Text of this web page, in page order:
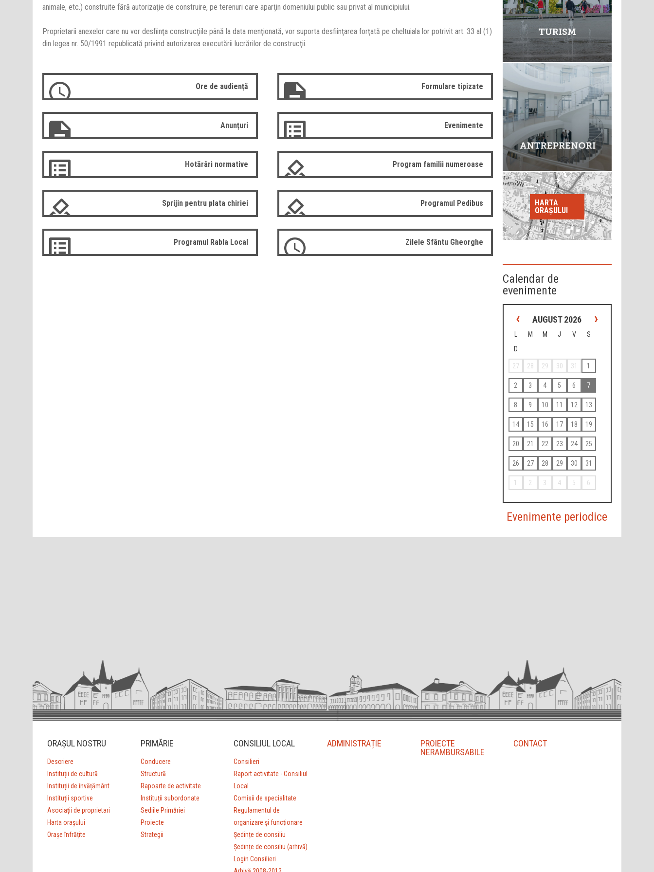
animale, etc.) construite fără autorizaţie de construire, pe terenuri care aparţin domeniului public sau privat al municipiului.
Proprietarii anexelor care nu vor desfiinţa construcţiile până la data menţionată, vor suporta desfiinţarea forţată pe cheltuiala lor potrivit art. 33 al (1)
din legea nr. 50/1991 republicată privind autorizarea executării lucrărilor de construcţii.
Ore de audiență Formulare tipizate
Anunțuri Evenimente
Hotărâri normative Program familii numeroase
Sprijin pentru plata chiriei Programul Pedibus
Programul Rabla Local Zilele Sfântu Gheorghe
HARTA
ORAȘULUI
Calendar de
evenimente
‹ AUGUST 2026 ›
L M M J V
S
D
27 28 29 30 31 1
2 3 4 5 6 7
8 9 10 11 12 13
14 15 16 17 18 19
20 21 22 23 24 25
26 27 28 29 30 31
1 2 3 4 5 6
Evenimente periodice
ORAȘUL NOSTRU
Descriere
Instituții de cultură
Instituții de învățământ
Instituții sportive
Asociații de proprietari
Harta orașului
Orașe înfrățite
PRIMĂRIE
Conducere
Structură
Rapoarte de activitate
Instituții subordonate
Sediile Primăriei
Proiecte
Strategii
CONSILIUL LOCAL
Consilieri
Raport activitate - Consiliul
Local
Comisii de specialitate
Regulamentul de
organizare şi funcţionare
Ședințe de consiliu
Ședințe de consiliu (arhivă)
Login Consilieri
ADMINISTRAȚIE
PROIECTE
NERAMBURSABILE
CONTACT